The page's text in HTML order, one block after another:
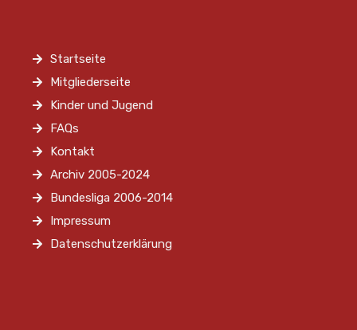
Startseite
Mitgliederseite
Kinder und Jugend
FAQs
Kontakt
Archiv 2005-2024
Bundesliga 2006-2014
Impressum
Datenschutzerklärung